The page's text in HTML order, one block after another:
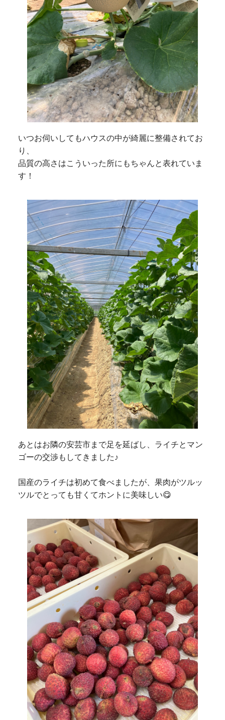
いつお伺いしてもハウスの中が綺麗に整備されてお
り、
品質の高さはこういった所にもちゃんと表れていま
す！
あとはお隣の安芸市まで足を延ばし、ライチとマン
ゴーの交渉もしてきました♪
国産のライチは初めて食べましたが、果肉がツルッ
ツルでとっても甘くてホントに美味しい😋